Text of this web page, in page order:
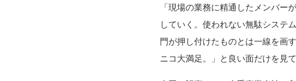
「現場の業務に精通したメンバ
していく。使われない無駄システ
門が押し付けたものとは一線を画
ニコ大満足。」と良い面だけを見